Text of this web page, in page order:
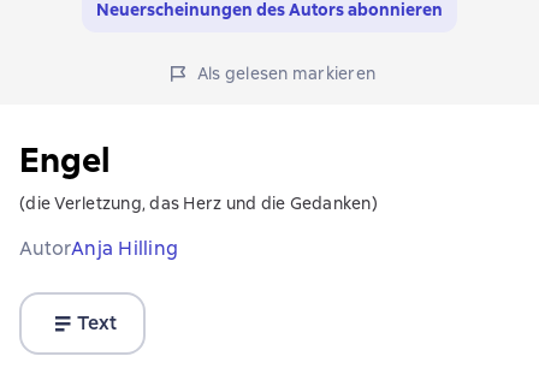
Neuerscheinungen des Autors abonnieren
Als gelesen markieren
Engel
(die Verletzung, das Herz und die Gedanken)
AutorAnja Hilling
Text